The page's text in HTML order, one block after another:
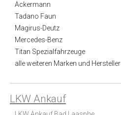
Ackermann
Tadano Faun
Magirus-Deutz
Mercedes-Benz
Titan Spezialfahrzeuge
alle weiteren Marken und Hersteller
LKW Ankauf